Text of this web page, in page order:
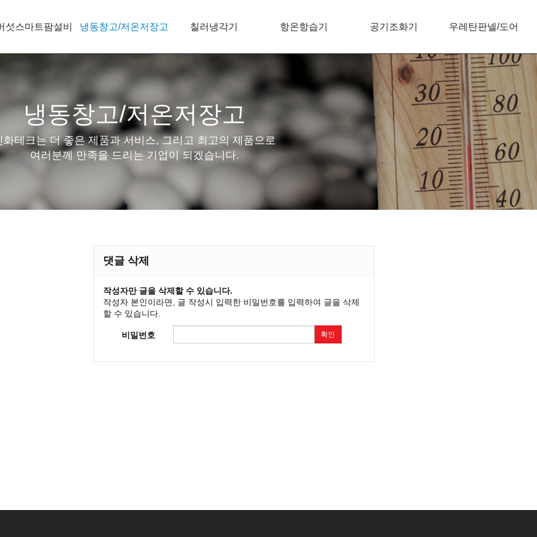
섯스마트팜설비 냉동창고/저온저장고 칠러냉각기 항온항습기 공기조화기 우레탄판넬/도어
냉동창고/저온저장고
화테크는 더 좋은 제품과 서비스, 그리고 최고의 제품으로
여러분께 만족을 드리는 기업이 되겠습니다.
댓글 삭제
작성자만 글을 삭제할 수 있습니다.
작성자 본인이라면, 글 작성시 입력한 비밀번호를 입력하여 글을 삭제
할 수 있습니다.
비밀번호 확인